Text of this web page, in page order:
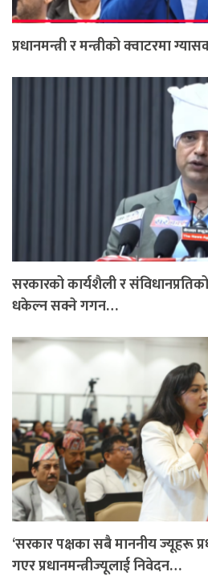
प्रधानमन्त्री र मन्त्रीको क्वाटरमा
सरकारको कार्यशैली र
धकेल्न सक्ने गगन…
‘सरकार पक्षका सबै माननीय ज्यूहरू
गएर प्रधानमन्त्रीज्यूलाई निवेदन…